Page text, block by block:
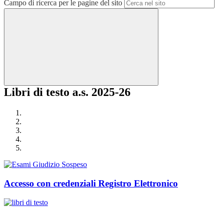
Campo di ricerca per le pagine del sito
Libri di testo a.s. 2025-26
Accesso con credenziali Registro Elettronico